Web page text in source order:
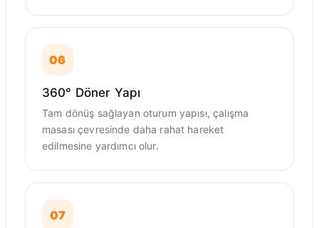
06
360° Döner Yapı
Tam dönüş sağlayan oturum yapısı, çalışma
masası çevresinde daha rahat hareket
edilmesine yardımcı olur.
07